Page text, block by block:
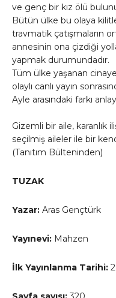
ve genç bir kız ölü
Bütün ülke bu olaya
travmatik çatışmaların
annesinin ona çizdiği
yapmak durumundadır.
Tüm ülke yaşanan
olaylı canlı yayın
Ayle arasındaki farkı
Gizemli bir aile, karanlık
seçilmiş aileler ile bir
(Tanıtım Bülteninden)
TUZAK
Yazar: Aras Gençtürk
Yayınevi: Mahzen
İlk Yayınlanma Tarihi: